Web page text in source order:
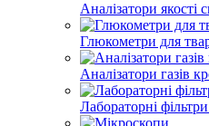
Аналізатори якості
Глюкометри для
Аналізатори газів
Лабораторні